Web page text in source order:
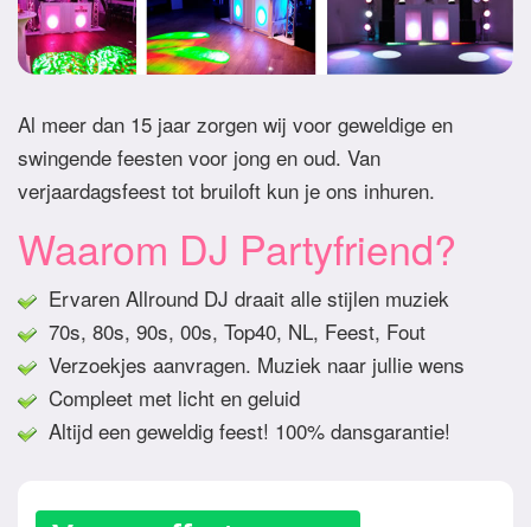
Al meer dan 15 jaar zorgen wij voor geweldige en
swingende feesten voor jong en oud. Van
verjaardagsfeest tot bruiloft kun je ons inhuren.
Waarom DJ Partyfriend?
Ervaren Allround DJ draait alle stijlen muziek
70s, 80s, 90s, 00s, Top40, NL, Feest, Fout
Verzoekjes aanvragen. Muziek naar jullie wens
Compleet met licht en geluid
Altijd een geweldig feest! 100% dansgarantie!